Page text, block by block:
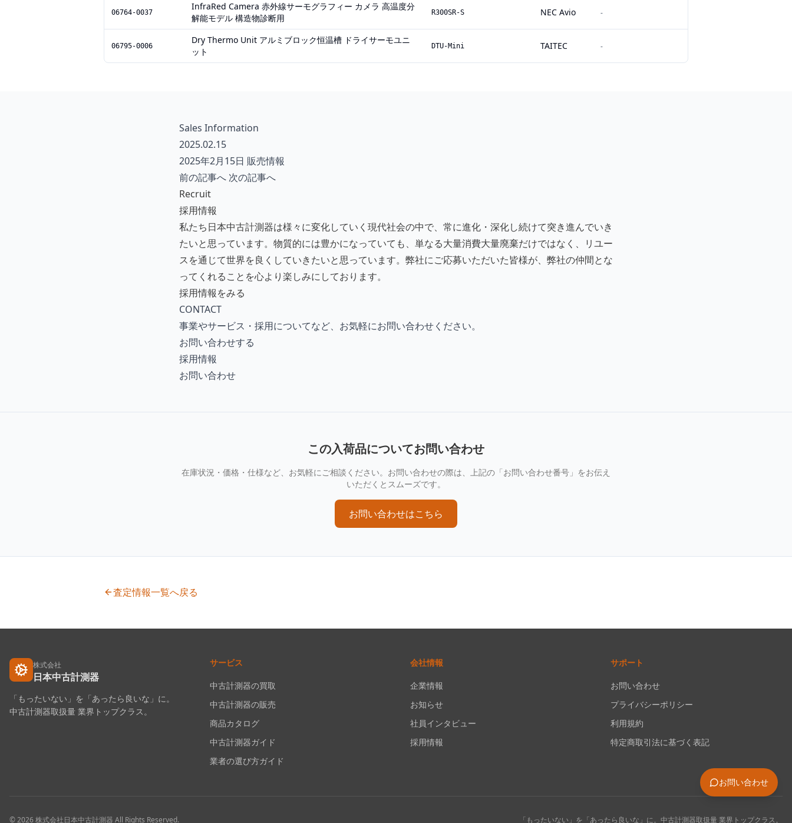
06764-0037
InfraRed Camera 赤外線サーモグラフィー カメラ 高温度分
解能モデル 構造物診断用
R300SR-S NEC Avio -
06795-0006
Dry Thermo Unit アルミブロック恒温槽 ドライサーモユニ
ット
DTU-Mini TAITEC -
Sales Information
2025.02.15
2025年2月15日 販売情報
前の記事へ 次の記事へ
Recruit
採用情報
私たち日本中古計測器は様々に変化していく現代社会の中で、常に進化・深化し続けて突き進んでいき
たいと思っています。物質的には豊かになっていても、単なる大量消費大量廃棄だけではなく、リユー
スを通じて世界を良くしていきたいと思っています。弊社にご応募いただいた皆様が、弊社の仲間とな
ってくれることを心より楽しみにしております。
採用情報をみる
CONTACT
事業やサービス・採用についてなど、お気軽にお問い合わせください。
お問い合わせする
採用情報
お問い合わせ
この入荷品についてお問い合わせ
在庫状況・価格・仕様など、お気軽にご相談ください。お問い合わせの際は、上記の「お問い合わせ番号」をお伝え
いただくとスムーズです。
お問い合わせはこちら
査定情報一覧へ戻る
株式会社
日本中古計測器
「もったいない」を「あったら良いな」に。
中古計測器取扱量 業界トップクラス。
サービス
中古計測器の買取
中古計測器の販売
商品カタログ
中古計測器ガイド
業者の選び方ガイド
会社情報
企業情報
お知らせ
社員インタビュー
採用情報
サポート
お問い合わせ
プライバシーポリシー
利用規約
特定商取引法に基づく表記
©2026株式会社日本中古計測器 All Rights Reserved. 「もったいない」を「あったら良いな」に。中古計測器取扱量 業界トップクラス。
お問い合わせ